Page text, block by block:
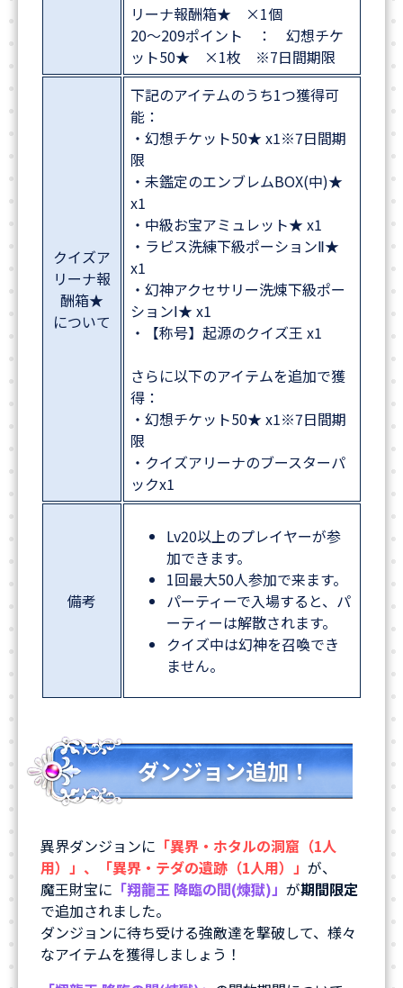
リーナ報酬箱★ ×1個
20～209ポイント ： 幻想チケ
ット50★ ×1枚 ※7日間期限
クイズア
リーナ報
酬箱★
について
下記のアイテムのうち1つ獲得可
能：
・幻想チケット50★ x1※7日間期
限
・未鑑定のエンブレムBOX(中)★
x1
・中級お宝アミュレット★ x1
・ラピス洗練下級ポーションⅡ★
x1
・幻神アクセサリー洗煉下級ポー
ションⅠ★ x1
・【称号】起源のクイズ王 x1
さらに以下のアイテムを追加で獲
得：
・幻想チケット50★ x1※7日間期
限
・クイズアリーナのブースターパ
ックx1
備考
Lv20以上のプレイヤーが参
加できます。
1回最大50人参加で来ます。
パーティーで入場すると、パ
ーティーは解散されます。
クイズ中は幻神を召喚でき
ません。
ダンジョン追加！
異界ダンジョンに 「異界・ホタルの洞窟（1人
用）」、「異界・テダの遺跡（1人用）」 が、
魔王財宝に 「翔龍王 降臨の間(煉獄)」 が期間限定
で追加されました。
ダンジョンに待ち受ける強敵達を撃破して、様々
なアイテムを獲得しましょう！